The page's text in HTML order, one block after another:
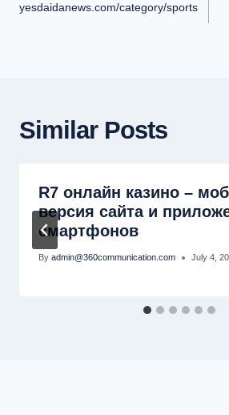
yesdaidanews.com/category/sports
Similar Posts
R7 онлайн казино –
версия сайта и
смартфонов
By admin@360communication.com July 4,